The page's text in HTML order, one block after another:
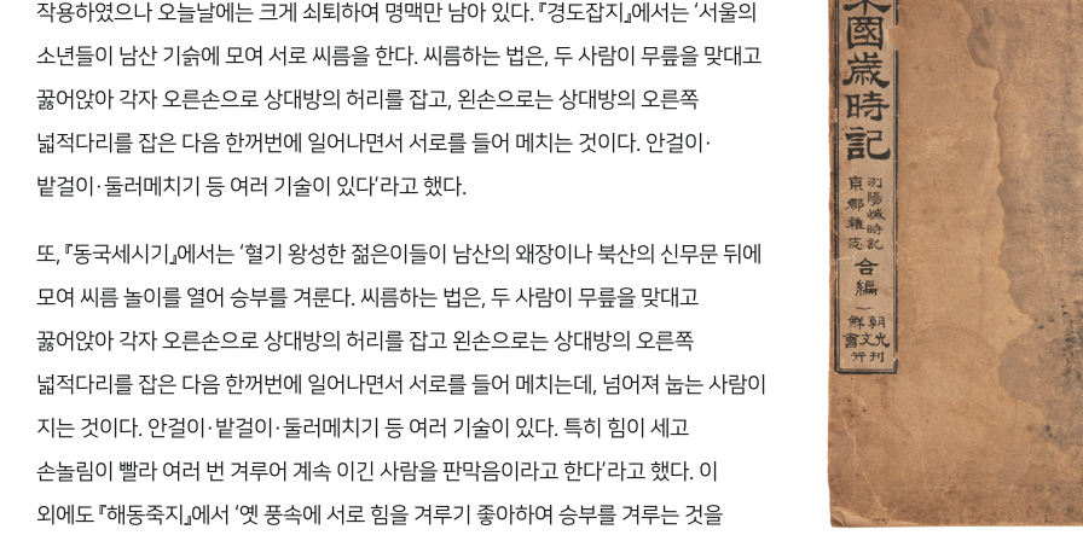
작용하였으나 오늘날에는 크게 쇠퇴하여 명맥만 남아 있다. 『경도잡지』에서는 ‘서울의
소년들이 남산 기슭에 모여 서로 씨름을 한다. 씨름하는 법은, 두 사람이 무릎을 맞대고
꿇어앉아 각자 오른손으로 상대방의 허리를 잡고, 왼손으로는 상대방의 오른쪽
넓적다리를 잡은 다음 한꺼번에 일어나면서 서로를 들어 메치는 것이다. 안걸이·
밭걸이·둘러메치기 등 여러 기술이 있다’라고 했다.
또, 『동국세시기』에서는 ‘혈기 왕성한 젊은이들이 남산의 왜장이나 북산의 신무문 뒤에
모여 씨름 놀이를 열어 승부를 겨룬다. 씨름하는 법은, 두 사람이 무릎을 맞대고
꿇어앉아 각자 오른손으로 상대방의 허리를 잡고 왼손으로는 상대방의 오른쪽
넓적다리를 잡은 다음 한꺼번에 일어나면서 서로를 들어 메치는데, 넘어져 눕는 사람이
지는 것이다. 안걸이·밭걸이·둘러메치기 등 여러 기술이 있다. 특히 힘이 세고
손놀림이 빨라 여러 번 겨루어 계속 이긴 사람을 판막음이라고 한다’라고 했다. 이
외에도 『해동죽지』에서 ‘옛 풍속에 서로 힘을 겨루기 좋아하여 승부를 겨루는 것을